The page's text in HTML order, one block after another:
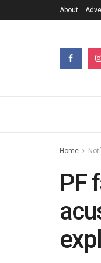
About
Home
PF